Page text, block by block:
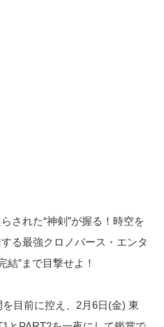
された“神剣”が握る！時空を
る最強クロノバース・エンタ
結”まで目撃せよ！
目前に控え、2月6日(金) 東